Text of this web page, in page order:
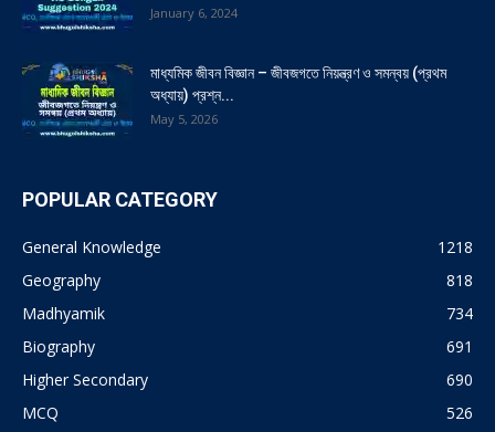
January 6, 2024
মাধ্যমিক জীবন বিজ্ঞান – জীবজগতে নিয়ন্ত্রণ ও সমন্বয় (প্রথম
অধ্যায়) প্রশ্ন...
May 5, 2026
POPULAR CATEGORY
General Knowledge
1218
Geography
818
Madhyamik
734
Biography
691
Higher Secondary
690
MCQ
526